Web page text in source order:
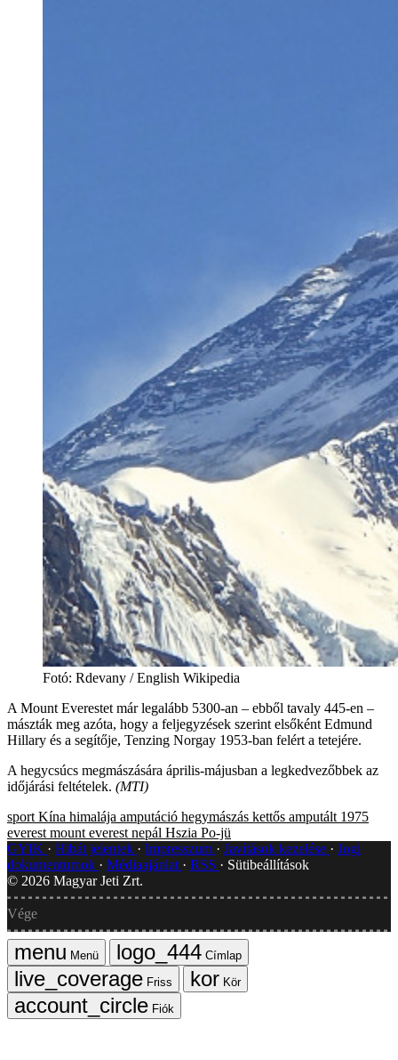
Fotó: Rdevany / English Wikipedia
A Mount Everestet már legalább 5300-an – ebből tavaly 445-en –
mászták meg azóta, hogy a feljegyzések szerint elsőként Edmund
Hillary és a segítője, Tenzing Norgay 1953-ban felért a tetejére.
A hegycsúcs megmászására április-májusban a legkedvezőbbek az
időjárási feltételek. (MTI)
sport Kína himalája amputáció hegymászás kettős amputált 1975
everest mount everest nepál Hszia Po-jü
GYIK
Hibát jelentek Impresszum Javítások kezelése
Jogi
dokumentumok
Médiaajánlat RSS
Sütibeállítások
© 2026 Magyar Jeti Zrt.
Vége
Menü
Címlap
Friss
Kör
Fiók